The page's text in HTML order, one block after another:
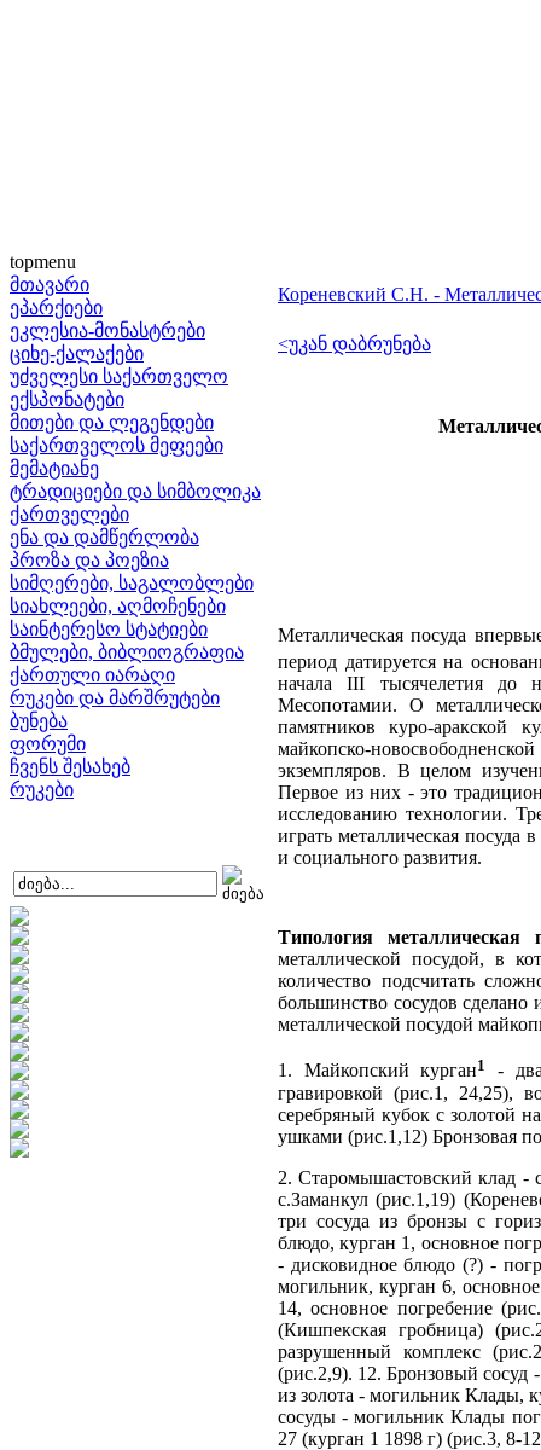
topmenu
მთავარი
ეპარქიები
ეკლესია-მონასტრები
ციხე-ქალაქები
უძველესი საქართველო
ექსპონატები
მითები და ლეგენდები
საქართველოს მეფეები
მემატიანე
ტრადიციები და სიმბოლიკა
ქართველები
ენა და დამწერლობა
პროზა და პოეზია
სიმღერები, საგალობლები
სიახლეები, აღმოჩენები
საინტერესო სტატიები
ბმულები, ბიბლიოგრაფია
ქართული იარაღი
რუკები და მარშრუტები
ბუნება
ფორუმი
ჩვენს შესახებ
რუკები
Кореневский С.Н. -
<უკან დაბრუნება
Металлическая посуда
период датируется на
начала III тысячелетия до
Месопотамии. О
памятников куро-аракской
майкопско-
экземпляров. В целом
Первое из них - это
исследованию технологии.
играть металлическая
и социального развития.
Типология металлическая
металлической посудой, в
количество подсчитать
большинство сосудов
металлической посудой
1. Майкопский курган1
-
гравировкой (рис.1, 24,25),
серебряный кубок с золотой
ушками (рис.1,12) Бронзовая
2. Старомышастовский клад -
с.Заманкул (рис.1,19)
три сосуда из бронзы с
блюдо, курган 1, основное
- дисковидное блюдо (?) -
могильник, курган 6,
14, основное погребение
(Кишпекская гробница)
разрушенный комплекс
(рис.2,9). 12. Бронзовый сосуд
из золота - могильник Клады,
сосуды - могильник Клады
27 (курган 1 1898 г) (рис.3, 8-